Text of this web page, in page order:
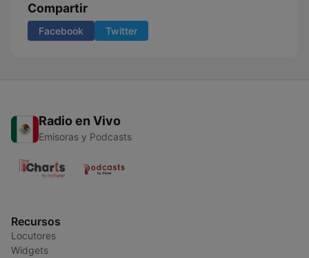
Compartir
Facebook Twitter
Radio en Vivo
Emisoras y Podcasts
Recursos
Locutores
Widgets